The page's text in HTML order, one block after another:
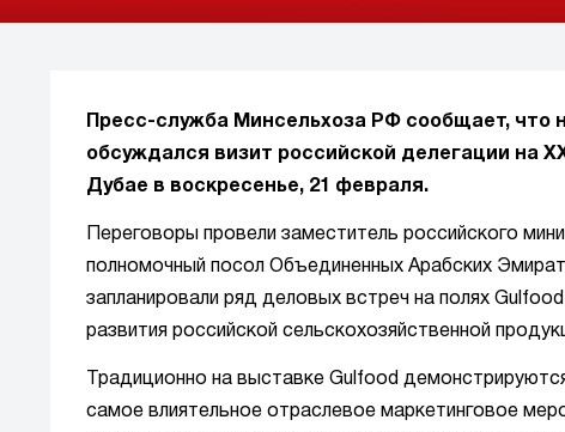
Пресс-служба Минсельхоза РФ сообщает, что
обсуждался визит российской делегации на
Дубае в воскресенье, 21 февраля.
Переговоры провели заместитель российского
полномочный посол Объединенных Арабских
запланировали ряд деловых встреч на полях
развития российской сельскохозяйственной
Традиционно на выставке Gulfood
самое влиятельное отраслевое маркетинговое